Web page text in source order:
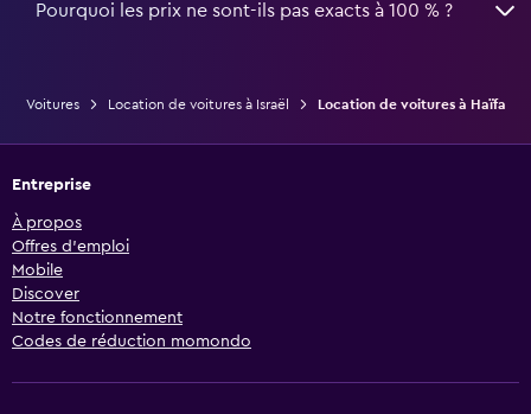
Pourquoi les prix ne sont-ils pas exacts à 100 % ?
Voitures Location de voitures à Israël Location de voitures à Haïfa
Entreprise
À propos
Offres d’emploi
Mobile
Discover
Notre fonctionnement
Codes de réduction momondo